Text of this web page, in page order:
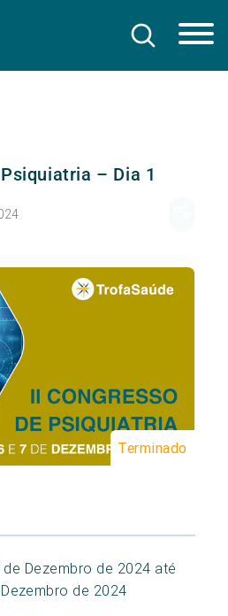
– Dia 1
Terminado
de Dezembro de 2024 até
de 2024